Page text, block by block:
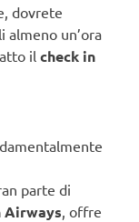
dovrete
almeno un’ora
il check in
parte di
, offre